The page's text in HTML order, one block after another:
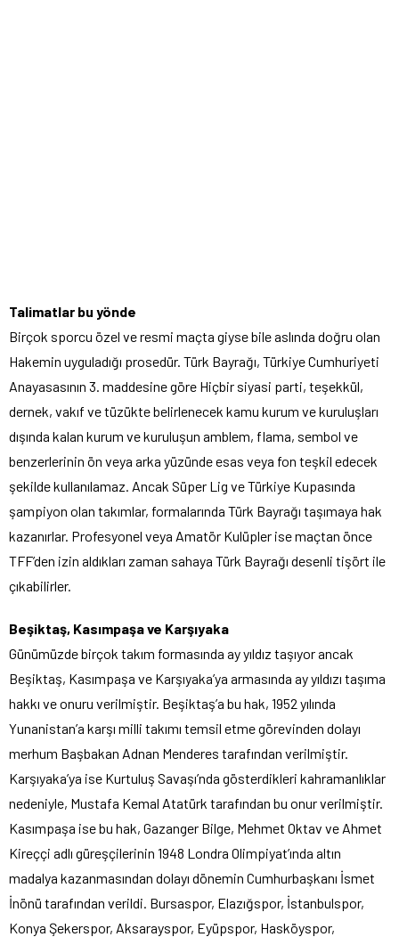
Talimatlar bu yönde
Birçok sporcu özel ve resmi maçta giyse bile aslında doğru olan
Hakemin uyguladığı prosedür. Türk Bayrağı, Türkiye Cumhuriyeti
Anayasasının 3. maddesine göre Hiçbir siyasi parti, teşekkül,
dernek, vakıf ve tüzükte belirlenecek kamu kurum ve kuruluşları
dışında kalan kurum ve kuruluşun amblem, flama, sembol ve
benzerlerinin ön veya arka yüzünde esas veya fon teşkil edecek
şekilde kullanılamaz. Ancak Süper Lig ve Türkiye Kupasında
şampiyon olan takımlar, formalarında Türk Bayrağı taşımaya hak
kazanırlar. Profesyonel veya Amatör Kulüpler ise maçtan önce
TFF’den izin aldıkları zaman sahaya Türk Bayrağı desenli tişört ile
çıkabilirler.
Beşiktaş, Kasımpaşa ve Karşıyaka
Günümüzde birçok takım formasında ay yıldız taşıyor ancak
Beşiktaş, Kasımpaşa ve Karşıyaka’ya armasında ay yıldızı taşıma
hakkı ve onuru verilmiştir. Beşiktaş’a bu hak, 1952 yılında
Yunanistan’a karşı milli takımı temsil etme görevinden dolayı
merhum Başbakan Adnan Menderes tarafından verilmiştir.
Karşıyaka’ya ise Kurtuluş Savaşı’nda gösterdikleri kahramanlıklar
nedeniyle, Mustafa Kemal Atatürk tarafından bu onur verilmiştir.
Kasımpaşa ise bu hak, Gazanger Bilge, Mehmet Oktav ve Ahmet
Kireççi adlı güreşçilerinin 1948 Londra Olimpiyat’ında altın
madalya kazanmasından dolayı dönemin Cumhurbaşkanı İsmet
İnönü tarafından verildi. Bursaspor, Elazığspor, İstanbulspor,
Konya Şekerspor, Aksarayspor, Eyüpspor, Hasköyspor,